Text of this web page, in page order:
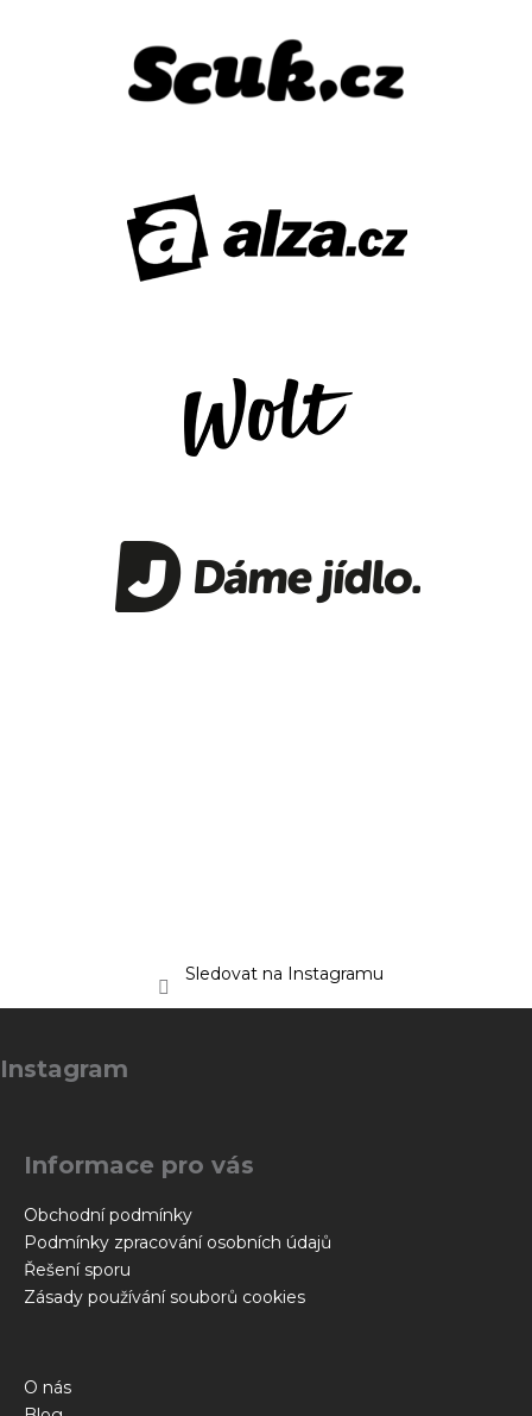
Sledovat na Instagramu
á
p
Instagram
Informace pro vás
Obchodní podmínky
Podmínky zpracování osobních údajů
Řešení sporu
Zásady používání souborů cookies
O nás